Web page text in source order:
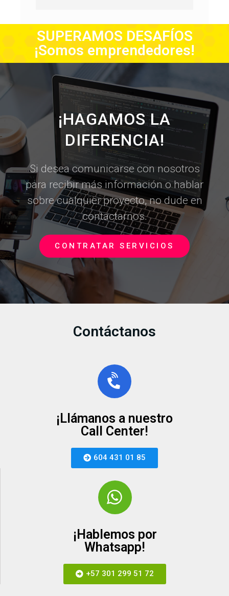
SUPERAMOS DESAFÍOS
¡Somos emprendedores!
¡HAGAMOS LA
DIFERENCIA!
Si desea comunicarse con nosotros
para recibir más información o hablar
sobre cualquier proyecto, no dude en
contactarnos.
CONTRATAR SERVICIOS
Contáctanos
¡Llámanos a nuestro
Call Center!
604 431 01 85
¡Hablemos por
Whatsapp!
+57 301 299 51 72